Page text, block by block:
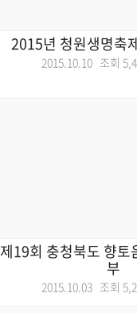
2015년 청원생명축
2015.10.10 조회
제19회 충청북도 향토
부
2015.10.03 조회